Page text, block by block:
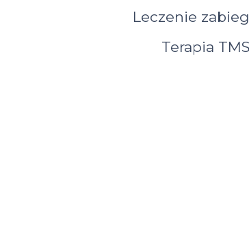
Leczenie
Terapia